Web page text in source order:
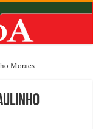
Moraes